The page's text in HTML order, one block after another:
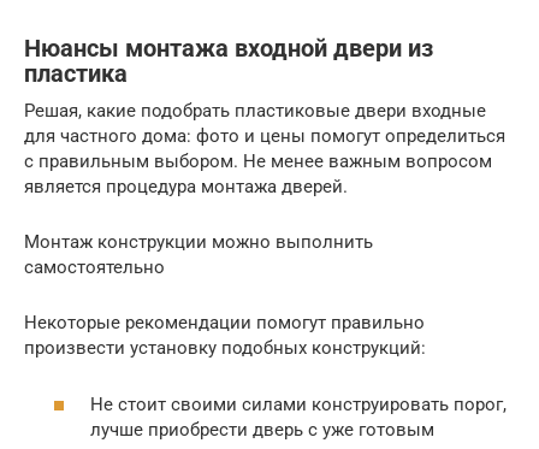
Нюансы монтажа входной двери из
пластика
Решая, какие подобрать пластиковые двери входные
для частного дома: фото и цены помогут определиться
с правильным выбором. Не менее важным вопросом
является процедура монтажа дверей.
Монтаж конструкции можно выполнить
самостоятельно
Некоторые рекомендации помогут правильно
произвести установку подобных конструкций:
Не стоит своими силами конструировать порог,
лучше приобрести дверь с уже готовым